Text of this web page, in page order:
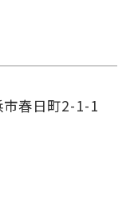
市春日町2-1-1